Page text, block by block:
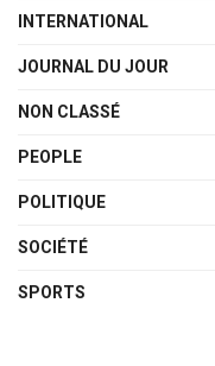
INTERNATIONAL
JOURNAL DU JOUR
NON CLASSÉ
PEOPLE
POLITIQUE
SOCIÉTÉ
SPORTS